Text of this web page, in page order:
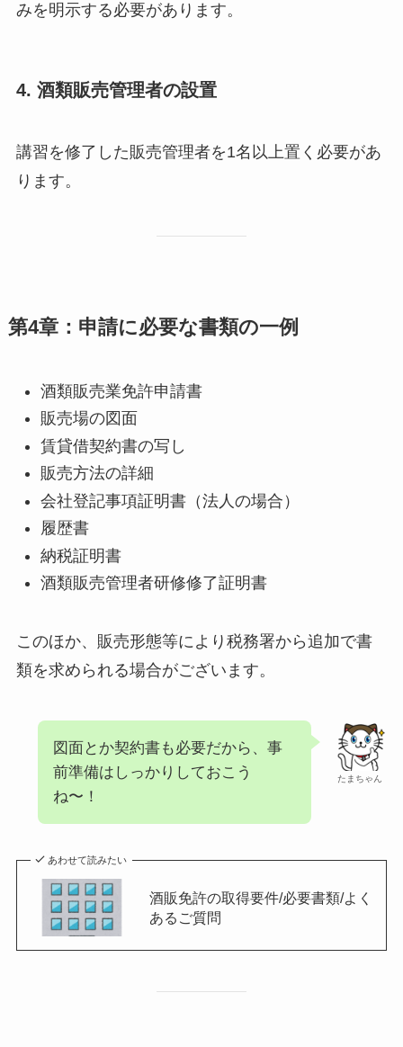
みを明示する必要があります。
4. 酒類販売管理者の設置
講習を修了した販売管理者を1名以上置く必要があ
ります。
第4章：申請に必要な書類の一例
酒類販売業免許申請書
販売場の図面
賃貸借契約書の写し
販売方法の詳細
会社登記事項証明書（法人の場合）
履歴書
納税証明書
酒類販売管理者研修修了証明書
このほか、販売形態等により税務署から追加で書
類を求められる場合がございます。
たまちゃん
図面とか契約書も必要だから、事
前準備はしっかりしておこう
ね〜！
あわせて読みたい
酒販免許の取得要件/必要書類/よく
あるご質問